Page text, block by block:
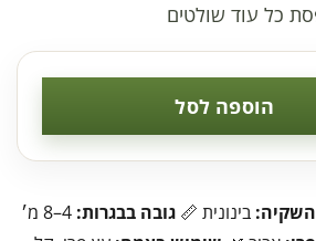
כל עוד שולטים
הוספה לסל
השקיה: בינונית 📏 גובה בבגרות:
4–8 מ׳